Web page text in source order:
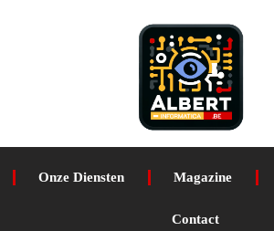
Onze Diensten Magazine
Contact